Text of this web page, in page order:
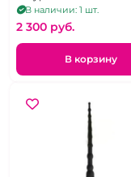
лаковыми вставками,
В наличии: 1 шт.
2 300 pуб.
В корзину